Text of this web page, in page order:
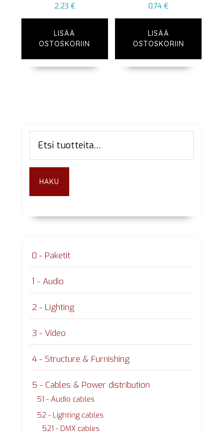
2,23 €
LISÄÄ
OSTOSKORIIN
0,74€
LISÄÄ
OSTOSKORIIN
Ensisijainen
sivupalkki
HAKU
0 - Paketit
1 - Audio
2 - Lighting
3 - Video
4 - Structure & Furnishing
5 - Cables & Power distribution
51 - Audio cables
52 - Lighting cables
521 - DMX cables